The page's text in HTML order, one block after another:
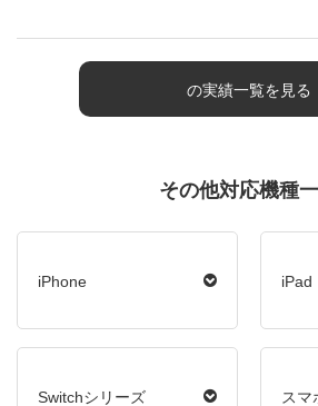
の実績一覧を見る
その他対応機種
iPhone iPad
Switchシリーズ スマ